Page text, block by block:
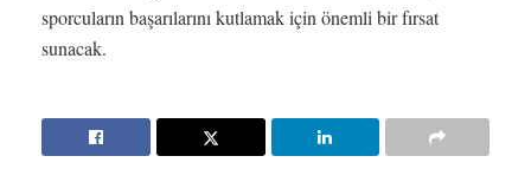
sporcuların başarılarını kutlamak için önemli bir fırsat
sunacak.